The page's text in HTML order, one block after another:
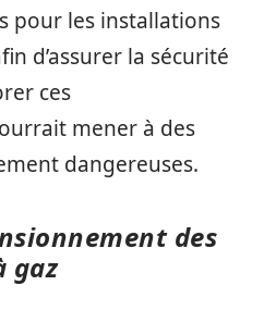
pour les installations
d’assurer la sécurité
ces
mener à des
dangereuses.
des
gaz